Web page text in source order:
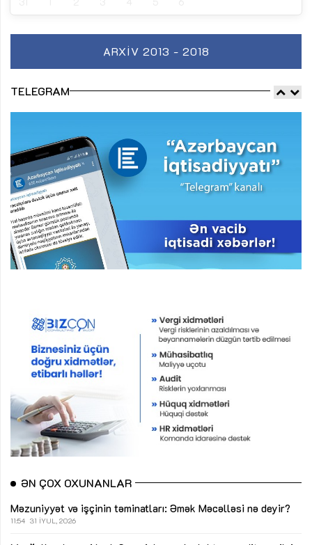
ARXIV 2013 - 2018
TELEGRAM
ƏN ÇOX OXUNANLAR
Məzuniyyət və işçinin təminatları: Əmək Məcəlləsi nə deyir?
11:54 31 İYUL, 2026